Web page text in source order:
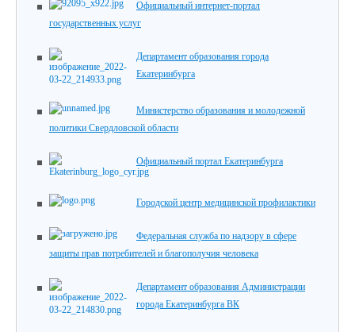
Официальный интернет-портал
государственных услуг
Департамент образования города
Екатеринбурга
Министерство образования и молодежной
политики Свердловской области
Официальный портал Екатеринбурга
Городской центр медицинской профилактики
Федеральная служба по надзору в сфере
защиты прав потребителей и благополучия человека
Департамент образования Администрации
города Екатеринбурга ВК